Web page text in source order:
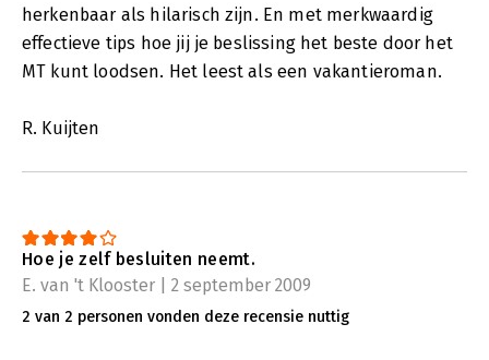
herkenbaar als hilarisch zijn. En met merkwaardig
effectieve tips hoe jij je beslissing het beste door het
MT kunt loodsen. Het leest als een vakantieroman.
R. Kuijten
Hoe je zelf besluiten neemt.
E. van 't Klooster | 2 september 2009
2 van 2 personen vonden deze recensie nuttig